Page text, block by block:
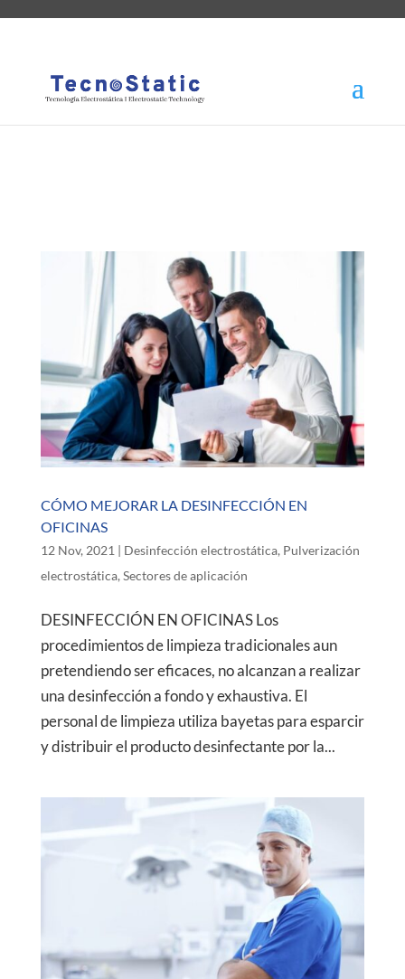
CÓMO MEJORAR LA DESINFECCIÓN EN
OFICINAS
12 Nov, 2021 | Desinfección electrostática, Pulverización
electrostática, Sectores de aplicación
DESINFECCIÓN EN OFICINAS Los
procedimientos de limpieza tradicionales aun
pretendiendo ser eficaces, no alcanzan a realizar
una desinfección a fondo y exhaustiva. El
personal de limpieza utiliza bayetas para esparcir
y distribuir el producto desinfectante por la...